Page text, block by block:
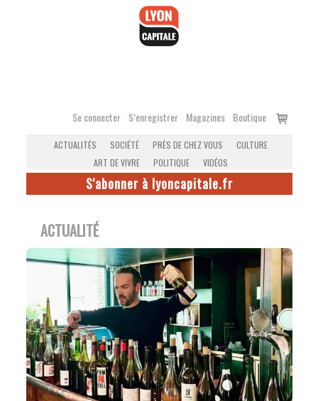
Se connecter S’enregistrer Magazines Boutique
Voir
ACTUALITÉS SOCIÉTÉ PRÈS DE CHEZ VOUS
CULTURE
ART DE VIVRE
POLITIQUE VIDÉOS
S'abonner à lyoncapitale.fr
ACTUALITÉ